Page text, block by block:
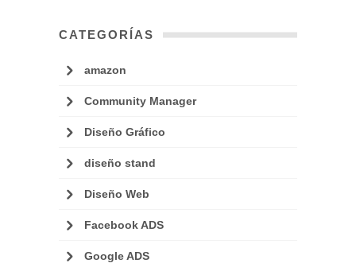
CATEGORÍAS
amazon
Community Manager
Diseño Gráfico
diseño stand
Diseño Web
Facebook ADS
Google ADS